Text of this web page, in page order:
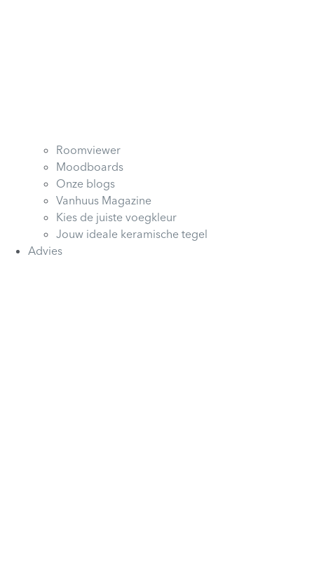
Roomviewer
Moodboards
Onze blogs
Vanhuus Magazine
Kies de juiste voegkleur
Jouw ideale keramische tegel
Advies